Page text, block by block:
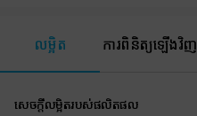
លម្អិត ការពិនិត្យឡើងវិញ
សេចក្ដីលម្អិតរបស់ផលិតផល